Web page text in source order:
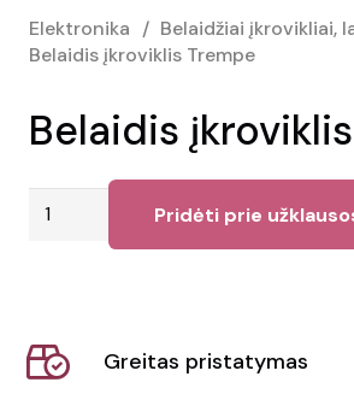
Elektronika / Belaidžiai įkrovikliai,
Belaidis įkroviklis Trempe
Belaidis
produkto
Pridėti prie
Greitas pristatymas